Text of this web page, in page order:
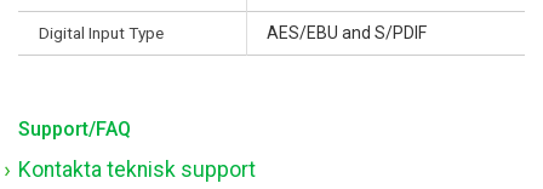
Digital Input Type AES/EBU and S/PDIF
Support/FAQ
Kontakta teknisk support